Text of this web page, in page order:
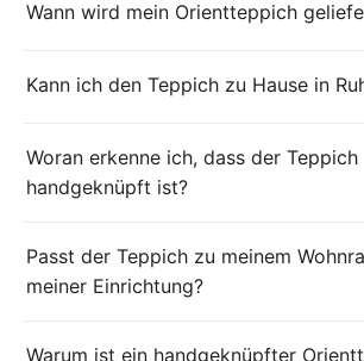
Wann wird mein Orientteppich
Kann ich den Teppich zu Hause in
Woran erkenne ich, dass der Teppich
handgeknüpft ist?
Passt der Teppich zu meinem
meiner Einrichtung?
Warum ist ein handgeknüpfter